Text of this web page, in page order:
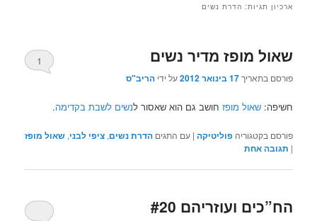
ארכיון תגיות: הדרת נשים
שאול מופז מדיר נשים
פורסם בתאריך17 בינואר 2012 על ידיהריב"ס
1
חשיפה:שאול מופז חושב גם הוא שאסור לנשים לשבת בקדימה.
פורסם בקטגוריה פוליטיקה |עם התגים הדרת נשים,ציפי לבני,שאול מופז
| תגובהאחת
הח”כים ועוזריהם #20